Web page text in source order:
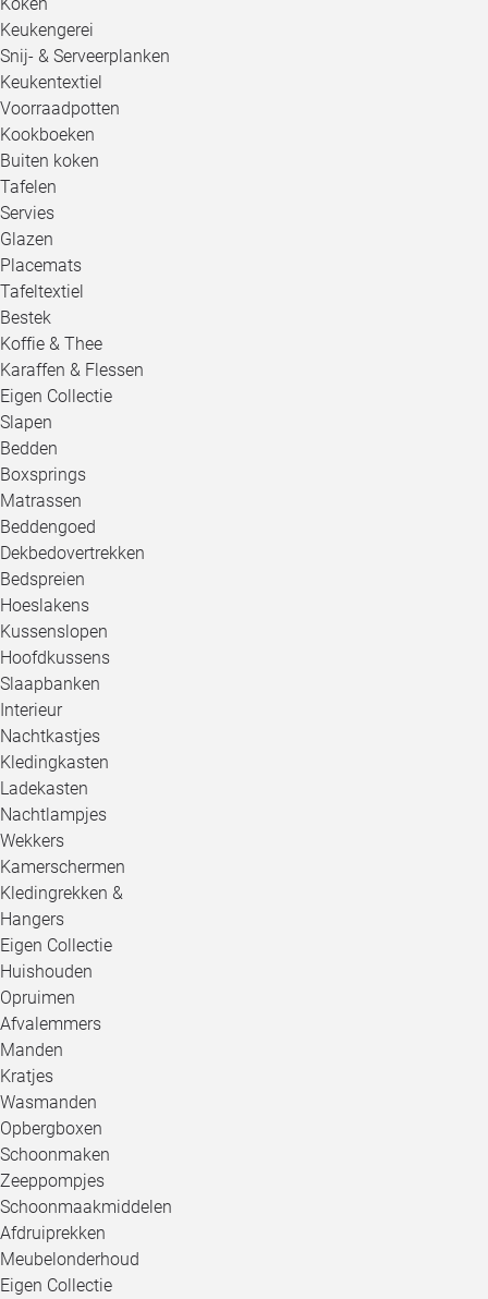
Keukengerei
Snij- & Serveerplanken
Keukentextiel
Voorraadpotten
Kookboeken
Buiten koken
Tafelen
Servies
Glazen
Placemats
Tafeltextiel
Bestek
Koffie & Thee
Karaffen & Flessen
Eigen Collectie
Slapen
Bedden
Boxsprings
Matrassen
Beddengoed
Dekbedovertrekken
Bedspreien
Hoeslakens
Kussenslopen
Hoofdkussens
Slaapbanken
Interieur
Nachtkastjes
Kledingkasten
Ladekasten
Nachtlampjes
Wekkers
Kamerschermen
Kledingrekken &
Hangers
Eigen Collectie
Huishouden
Opruimen
Afvalemmers
Manden
Kratjes
Wasmanden
Opbergboxen
Schoonmaken
Zeeppompjes
Schoonmaakmiddelen
Afdruiprekken
Meubelonderhoud
Eigen Collectie